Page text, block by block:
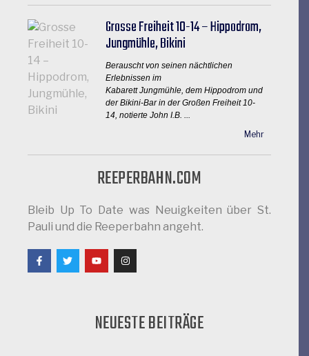
Grosse Freiheit 10-14 – Hippodrom,
Jungmühle, Bikini
Berauscht von seinen nächtlichen
Erlebnissen im
Kabarett Jungmühle, dem Hippodrom und
der Bikini-Bar in der Großen Freiheit 10-
14, notierte John I.B. ...
Mehr
REEPERBAHN.COM
Bleib Up To Date was Neuigkeiten über St.
Pauli und die Reeperbahn angeht.
NEUESTE BEITRÄGE